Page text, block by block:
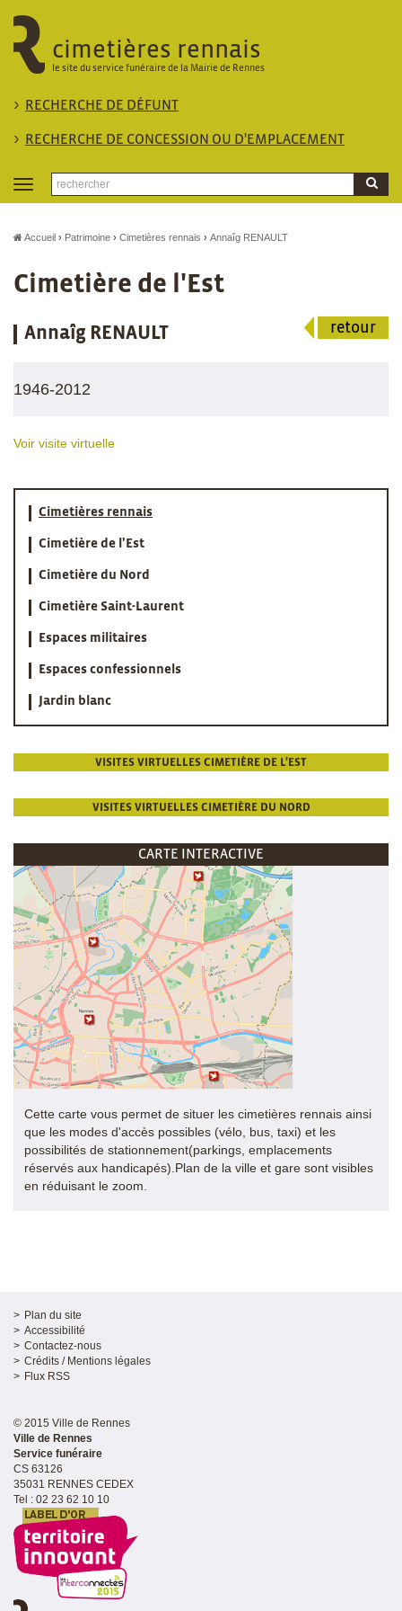
cimetières rennais
le site du service funéraire de la Mairie de Rennes
RECHERCHE DE DÉFUNT
RECHERCHE DE CONCESSION OU D'EMPLACEMENT
Toggle
navigation
Accueil Patrimoine Cimetières rennais Annaîg RENAULT
Cimetière de l'Est
retour
Annaîg RENAULT
1946-2012
Voir visite virtuelle
Cimetières rennais
Cimetière de l'Est
Cimetière du Nord
Cimetière Saint-Laurent
Espaces militaires
Espaces confessionnels
Jardin blanc
VISITES VIRTUELLES CIMETIÈRE DE L'EST
VISITES VIRTUELLES CIMETIÈRE DU NORD
CARTE INTERACTIVE
Cette carte vous permet de situer les cimetières rennais ainsi
que les modes d'accès possibles (vélo, bus, taxi) et les
possibilités de stationnement(parkings, emplacements
réservés aux handicapés).Plan de la ville et gare sont visibles
en réduisant le zoom.
Plan du site
Accessibilité
Contactez-nous
Crédits / Mentions légales
Flux RSS
© 2015 Ville de Rennes
Ville de Rennes
Service funéraire
CS 63126
35031 RENNES CEDEX
Tel : 02 23 62 10 10